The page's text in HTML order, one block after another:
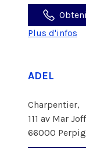
Plus d'infos
ADEL
Charpentier,
111 av Mar
66000